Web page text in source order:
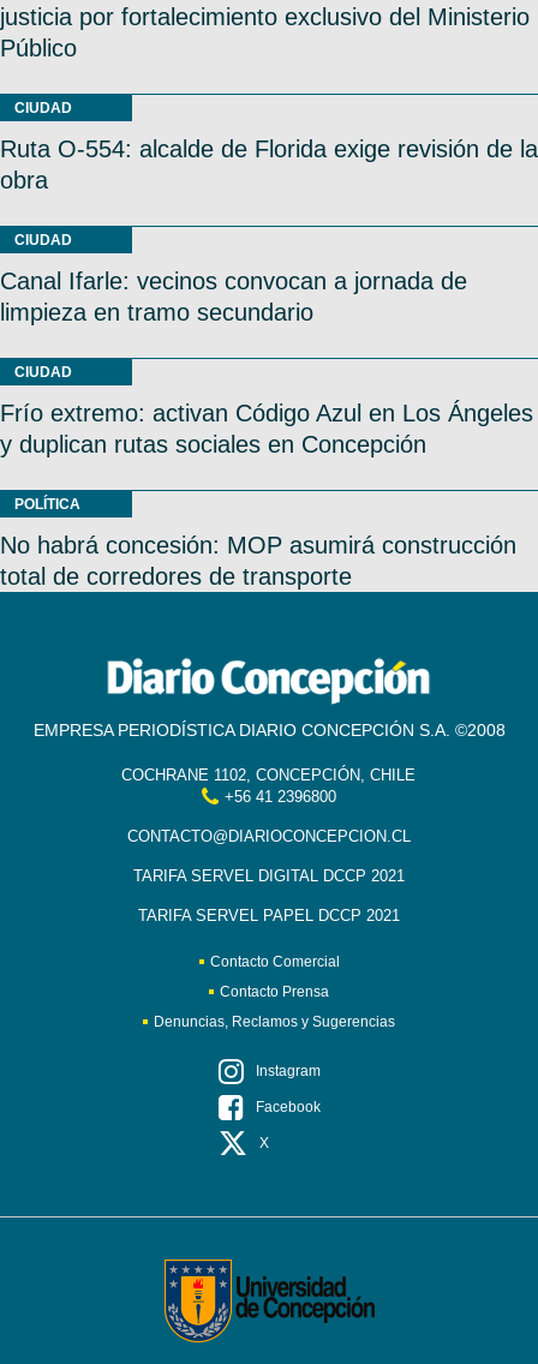
justicia por fortalecimiento exclusivo del Ministerio
Público
CIUDAD
Ruta O-554: alcalde de Florida exige revisión de la
obra
CIUDAD
Canal Ifarle: vecinos convocan a jornada de
limpieza en tramo secundario
CIUDAD
Frío extremo: activan Código Azul en Los Ángeles
y duplican rutas sociales en Concepción
POLÍTICA
No habrá concesión: MOP asumirá construcción
total de corredores de transporte
EMPRESA PERIODÍSTICA DIARIO CONCEPCIÓN S.A. ©2008
COCHRANE 1102, CONCEPCIÓN, CHILE
+56 41 2396800
CONTACTO@DIARIOCONCEPCION.CL
TARIFA SERVEL DIGITAL DCCP 2021
TARIFA SERVEL PAPEL DCCP 2021
Contacto Comercial
Contacto Prensa
Denuncias, Reclamos y Sugerencias
Instagram
Facebook
X